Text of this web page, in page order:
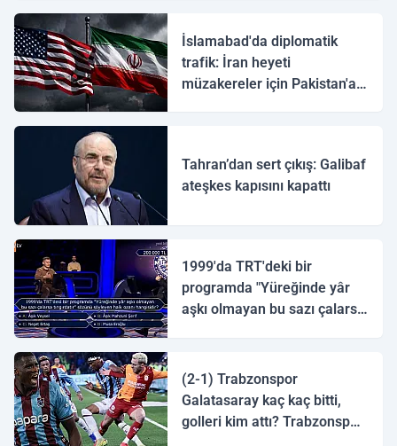
İslamabad'da diplomatik
trafik: İran heyeti
müzakereler için Pakistan'a
Tahran’dan sert çıkış: Galibaf
ateşkes kapısını kapattı
1999'da TRT'deki bir
programda "Yüreğinde yâr
aşkı olmayan bu sazı çalarsa
(2-1) Trabzonspor
Galatasaray kaç kaç bitti,
golleri kim attı? Trabzonspor